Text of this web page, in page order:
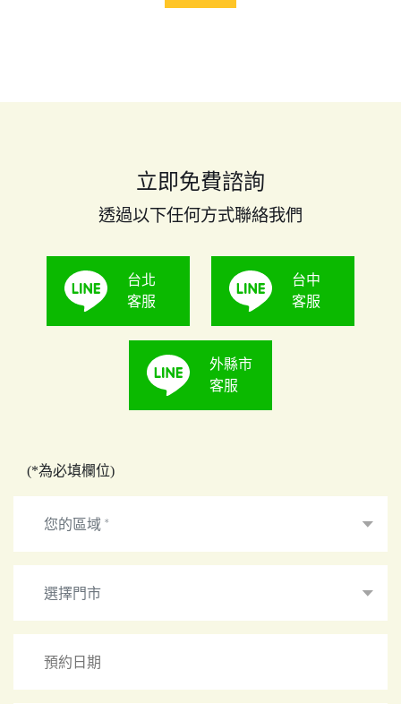
立即免費諮詢
透過以下任何方式聯絡我們
台北
客服
台中
客服
外縣市
客服
(*為必填欄位)